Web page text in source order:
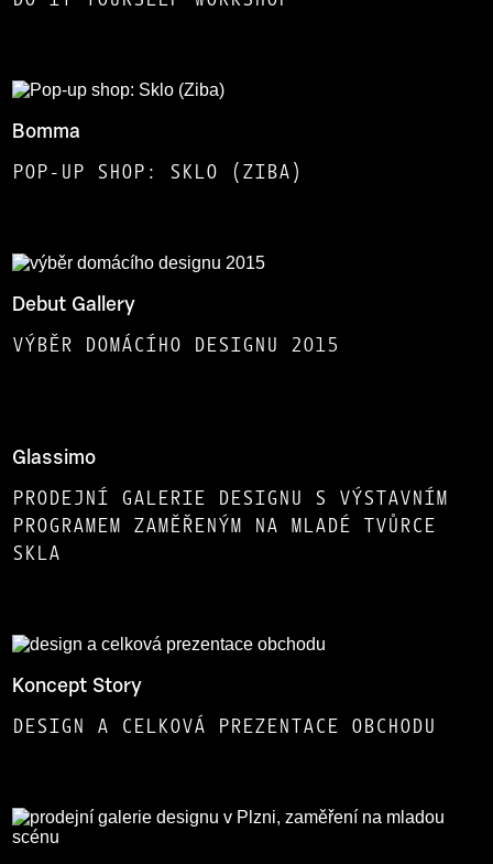
Bomma
POP-UP SHOP: SKLO (ZIBA)
Debut Gallery
VÝBĚR DOMÁCÍHO DESIGNU 2015
Glassimo
PRODEJNÍ GALERIE DESIGNU S VÝSTAVNÍM
PROGRAMEM ZAMĚŘENÝM NA MLADÉ TVŮRCE
SKLA
Koncept Story
DESIGN A CELKOVÁ PREZENTACE OBCHODU